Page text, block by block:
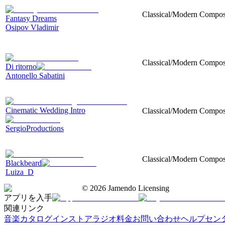
Fantasy Dreams
Osipov Vladimir
Classical/Modern
Di ritorno
Antonello Sabatini
Classical/Modern
Cinematic Wedding Intro
SergioProductions
Classical/Modern
Blackbeard
Luiza_D
Classical/Modern
© 2026 Jamendo Licensing
アプリを入手
関連リンク
音楽カタログインストアラジオ料金お問い合わせヘルプセン